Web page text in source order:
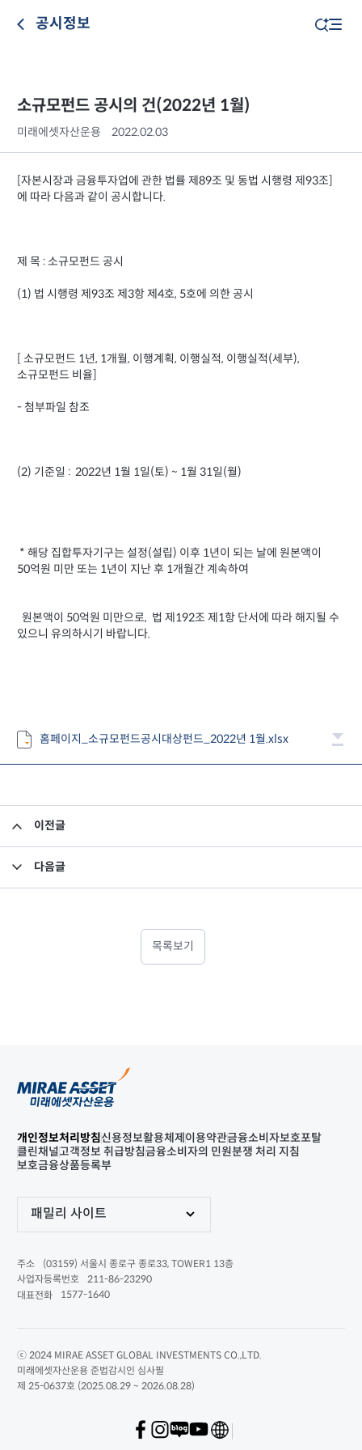
공시정보
소규모펀드 공시의 건(2022년 1월)
미래에셋자산운용 2022.02.03
[자본시장과 금융투자업에 관한 법률 제89조 및 동법 시행령 제93조]
에 따라 다음과 같이 공시합니다.
제 목 : 소규모펀드 공시
(1) 법 시행령 제93조 제3항 제4호, 5호에 의한 공시
[ 소규모펀드 1년, 1개월, 이행계획, 이행실적, 이행실적(세부),
소규모펀드 비율]
- 첨부파일 참조
(2) 기준일 : 2022년 1월 1일(토) ~ 1월 31일(월)
* 해당 집합투자기구는 설정(설립) 이후 1년이 되는 날에 원본액이
50억원 미만 또는 1년이 지난 후 1개월간 계속하여
원본액이 50억원 미만으로, 법 제192조 제1항 단서에 따라 해지될 수
있으니 유의하시기 바랍니다.
홈페이지_소규모펀드공시대상펀드_2022년 1월.xlsx
이전글
다음글
목록보기
개인정보처리방침신용정보활용체제 이용약관금융소비자보호포탈
클린채널고객정보 취급방침금융소비자의 민원분쟁 처리 지침
보호금융상품등록부
패밀리 사이트
주소
(03159) 서울시 종로구 종로33, TOWER1 13층
사업자등록번호
211-86-23290
대표전화
1577-1640
ⓒ 2024 MIRAE ASSET GLOBAL INVESTMENTS CO.,LTD.
미래에셋자산운용 준법감시인 심사필
제 25-0637호 (2025.08.29 ~ 2026.08.28)